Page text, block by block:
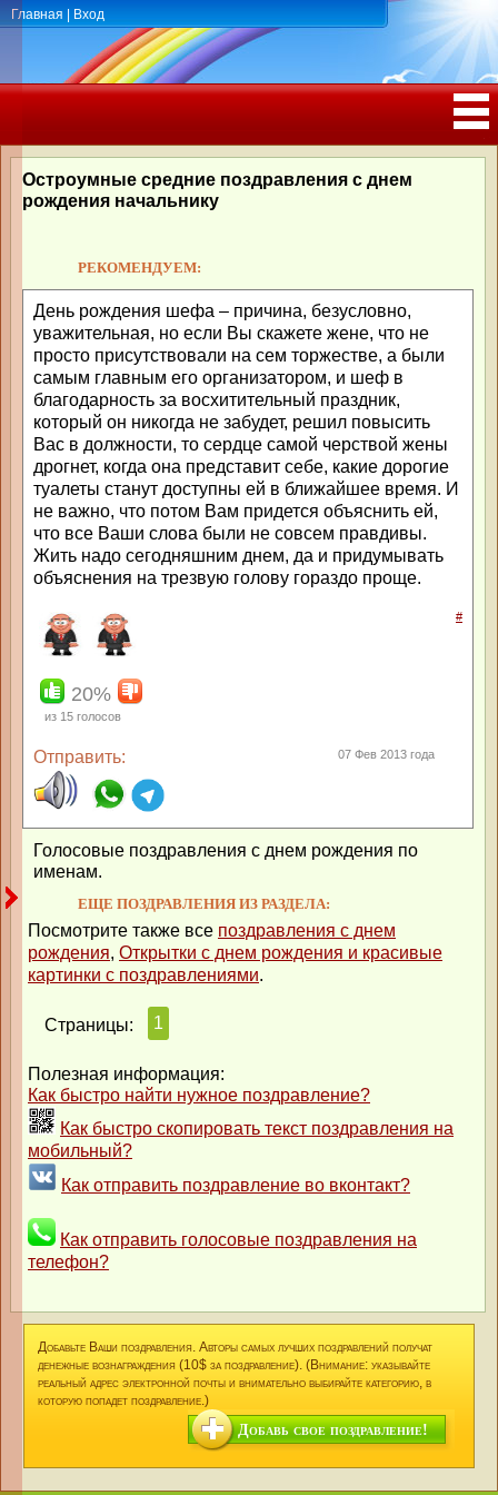
Главная Вход
РОЖДЕНИЯ, ЮБИЛЕЕМ
Остроумные средние поздравления с днем
рождения начальнику
РЕКОМЕНДУЕМ:
День рождения шефа – причина, безусловно,
уважительная, но если Вы скажете жене, что не
просто присутствовали на сем торжестве, а были
самым главным его организатором, и шеф в
благодарность за восхитительный праздник,
который он никогда не забудет, решил повысить
Вас в должности, то сердце самой черствой жены
дрогнет, когда она представит себе, какие дорогие
туалеты станут доступны ей в ближайшее время. И
не важно, что потом Вам придется объяснить ей,
что все Ваши слова были не совсем правдивы.
Жить надо сегодняшним днем, да и придумывать
объяснения на трезвую голову гораздо проще.
#
20%
из 15 голосов
Отправить: 07 Фев 2013 года
Голосовые поздравления с днем рождения по
именам.
ЕЩЕ ПОЗДРАВЛЕНИЯ ИЗ РАЗДЕЛА:
Посмотрите также все поздравления с днем
рождения, Открытки с днем рождения и красивые
картинки с поздравлениями.
Страницы: 1
Полезная информация:
Как быстро найти нужное поздравление?
Как быстро скопировать текст поздравления на
мобильный?
Как отправить поздравление во вконтакт?
Как отправить голосовые поздравления на
телефон?
Добавьте Ваши поздравления. Авторы самых лучших поздравлений получат
денежные вознаграждения (10$ за поздравление). (Внимание: указывайте
реальный адрес электронной почты и внимательно выбирайте категорию, в
которую попадет поздравление.)
Добавь свое поздравление!